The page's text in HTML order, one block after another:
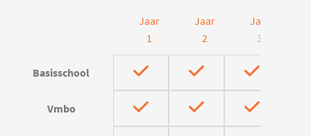
Jaar
1
Jaar
2
Jaar
3
Basisschool
Vmbo